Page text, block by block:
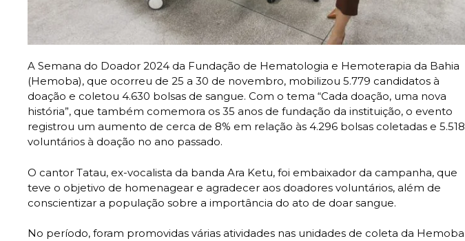
A Semana do Doador 2024 da Fundação de Hematologia e Hemoterapia da Bahia
(Hemoba), que ocorreu de 25 a 30 de novembro, mobilizou 5.779 candidatos à
doação e coletou 4.630 bolsas de sangue. Com o tema “Cada doação, uma nova
história”, que também comemora os 35 anos de fundação da instituição, o evento
registrou um aumento de cerca de 8% em relação às 4.296 bolsas coletadas e 5.518
voluntários à doação no ano passado.
O cantor Tatau, ex-vocalista da banda Ara Ketu, foi embaixador da campanha, que
teve o objetivo de homenagear e agradecer aos doadores voluntários, além de
conscientizar a população sobre a importância do ato de doar sangue.
No período, foram promovidas várias atividades nas unidades de coleta da Hemoba